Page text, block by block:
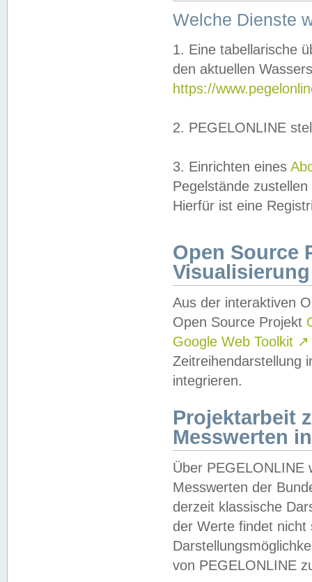
Welche Dienste
1. Eine tabellarische
den aktuellen
https://
2. PEGELONLINE
3. Einrichten eines
Pegelstände
Hierfür ist eine
Open Source
Visualisierung
Aus der interaktiven
Open Source Projekt
Google Web Toolkit ↗
Zeitreihendarstellung
integrieren.
Projektarbeit
Messwerten
Über PEGELONLINE
Messwerten der
derzeit klassische
der Werte findet
von PEGELONLINE